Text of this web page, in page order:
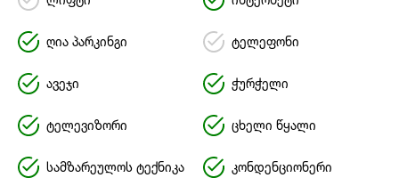
ღია პარკინგი ტელეფონი
ავეჯი ჭურჭელი
ტელევიზორი ცხელი წყალი
სამზარეულოს ტექნიკა კონდენციონერი